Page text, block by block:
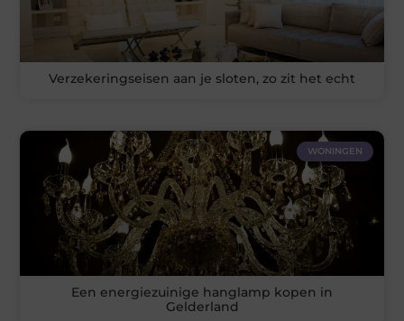
Verzekeringseisen aan je sloten, zo zit het echt
WONINGEN
Een energiezuinige hanglamp kopen in
Gelderland